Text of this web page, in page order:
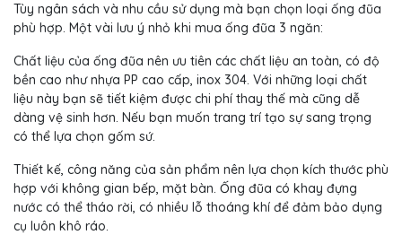
Tùy ngân sách và nhu cầu sử dụng mà bạn chọn loại ống đũa
phù hợp. Một vài lưu ý nhỏ khi mua ống đũa 3 ngăn:
Chất liệu của ống đũa nên ưu tiên các chất liệu an toàn, có độ
bền cao như nhựa PP cao cấp, inox 304. Với những loại chất
liệu này bạn sẽ tiết kiệm được chi phí thay thế mà cũng dễ
dàng vệ sinh hơn. Nếu bạn muốn trang trí tạo sự sang trọng
có thể lựa chọn gốm sứ.
Thiết kế, công năng của sản phẩm nên lựa chọn kích thước phù
hợp với không gian bếp, mặt bàn. Ống đũa có khay đựng
nước có thể tháo rời, có nhiều lỗ thoáng khí để đảm bảo dụng
cụ luôn khô ráo.